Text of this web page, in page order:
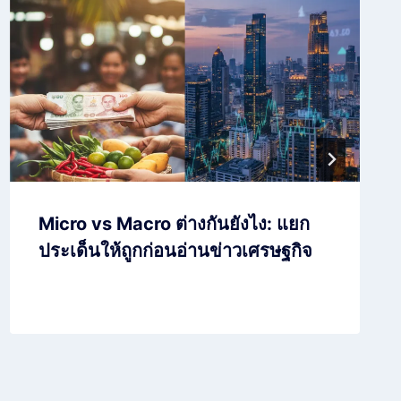
Micro vs Macro ต่างกันยังไง: แยก
ประเด็นให้ถูกก่อนอ่านข่าวเศรษฐกิจ